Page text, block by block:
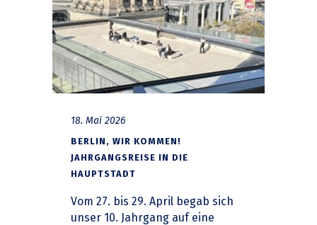
18. Mai 2026
BERLIN, WIR KOMMEN!
JAHRGANGSREISE IN DIE
HAUPTSTADT
Vom 27. bis 29. April begab sich
unser 10. Jahrgang auf eine